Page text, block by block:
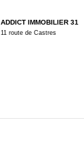
ADDICT IMMOBILIER 31
11 route de Castres